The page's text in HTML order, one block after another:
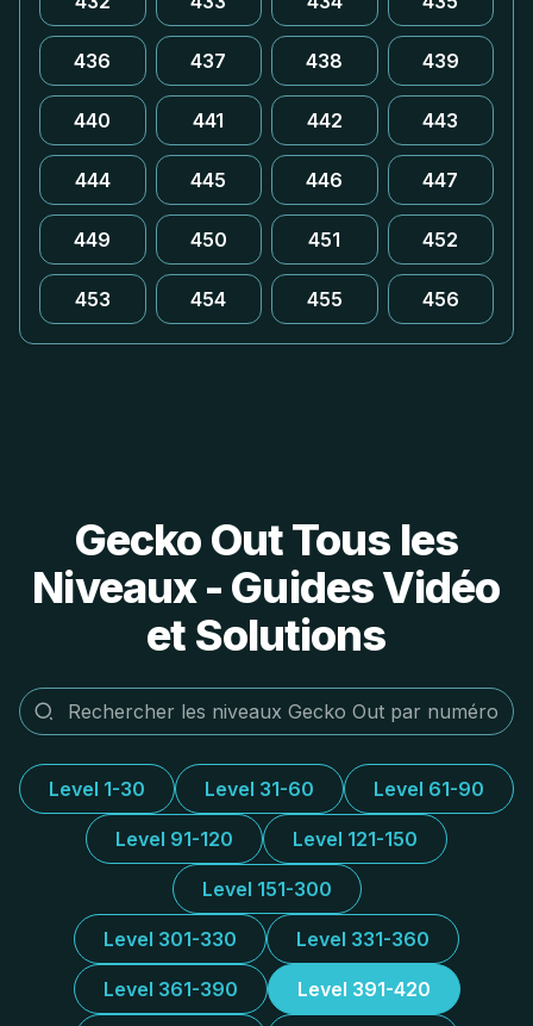
436 437 438 439
440 441 442 443
444 445 446 447
449 450 451 452
453 454 455 456
Gecko Out Tous les
Niveaux - Guides Vidéo
et Solutions
Level 1-30 Level 31-60 Level 61-90
Level 91-120 Level 121-150
Level 151-300
Level 301-330 Level 331-360
Level 361-390 Level 391-420